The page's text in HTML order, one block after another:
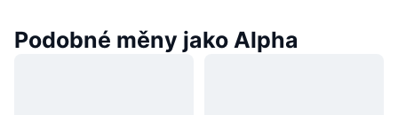
Podobné měny jako Alpha